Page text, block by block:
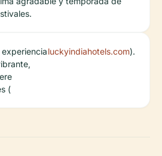
experiencia
(
luckyindiahotels.com).